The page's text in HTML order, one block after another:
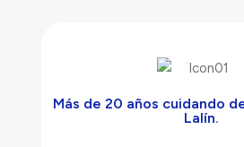
Más de 20 años cuidando
Lalín.